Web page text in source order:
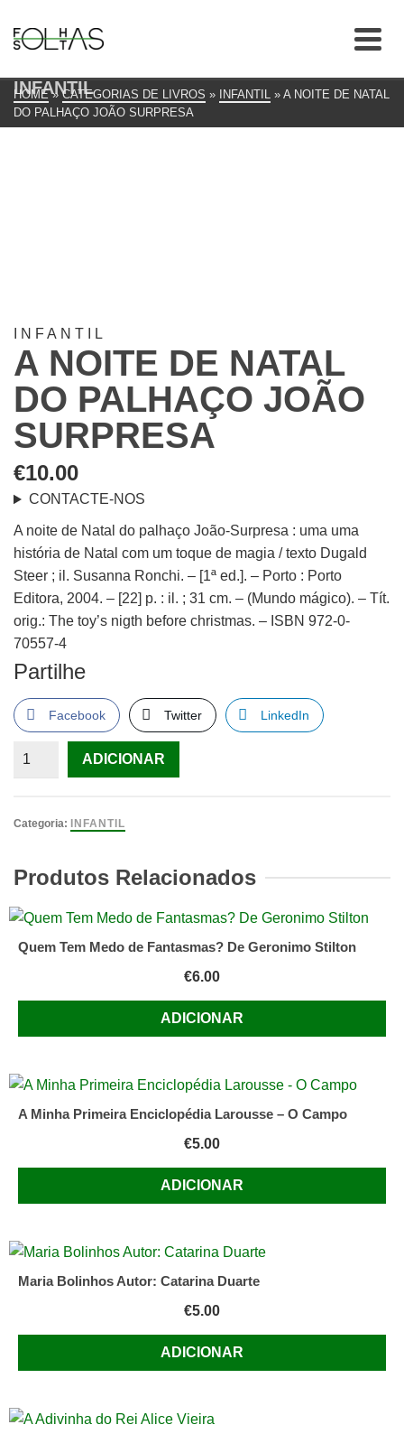
INFANTIL
HOME » CATEGORIAS DE LIVROS » INFANTIL » A NOITE DE NATAL
DO PALHAÇO JOÃO SURPRESA
INFANTIL
A NOITE DE NATAL
DO PALHAÇO JOÃO
SURPRESA
€10.00
CONTACTE-NOS
A noite de Natal do palhaço João-Surpresa : uma uma
história de Natal com um toque de magia / texto Dugald
Steer ; il. Susanna Ronchi. – [1ª ed.]. – Porto : Porto
Editora, 2004. – [22] p. : il. ; 31 cm. – (Mundo mágico). – Tít.
orig.: The toy’s nigth before christmas. – ISBN 972-0-
70557-4
Partilhe
Facebook Twitter LinkedIn
Quantidade
Noite
do
Palhaço
Surpresa
ADICIONAR
Categoria: INFANTIL
Produtos Relacionados
Quem Tem Medo de Fantasmas? De Geronimo Stilton
€6.00
ADICIONAR
A Minha Primeira Enciclopédia Larousse – O Campo
€5.00
ADICIONAR
Maria Bolinhos Autor: Catarina Duarte
€5.00
ADICIONAR